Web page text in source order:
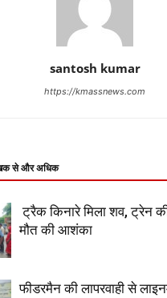
santosh kumar
https://kmassnews.com
से और अधिक
ट्रैक किनारे मिला शव, ट्रेन
मौत की आशंका
फीडरमैन की लापरवाही से